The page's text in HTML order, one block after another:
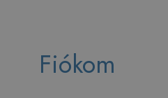
Fiókom